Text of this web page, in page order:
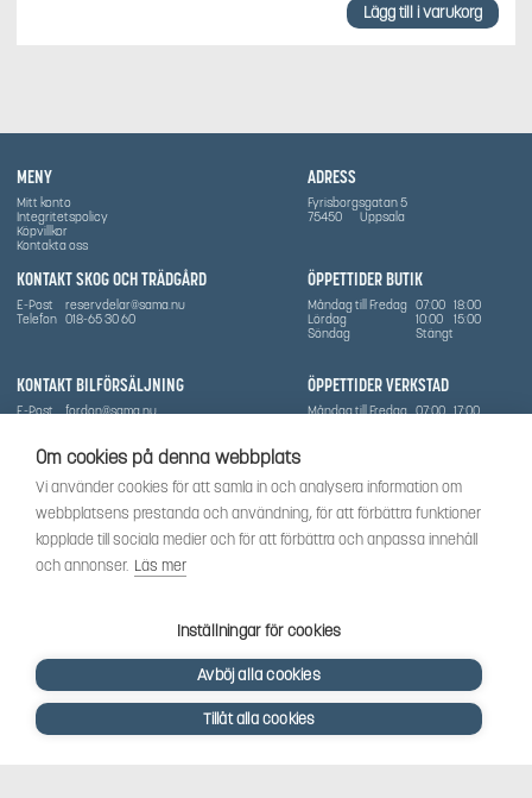
Om cookies på denna webbplats
Vi använder cookies för att samla in och analysera information om
webbplatsens prestanda och användning, för att förbättra funktioner
kopplade till sociala medier och för att förbättra och anpassa innehåll
och annonser. Läs mer
Inställningar för cookies
Avböj alla cookies
Tillåt alla cookies
Lägg till i varukorg
MENY
Mitt konto
Integritetspolicy
Köpvillkor
Kontakta oss
ÖPPETTIDER BUTIK
Måndag till Fredag 07:00 18:00
Lördag
10:00
15:00
Söndag
Stängt
ÖPPETTIDER VERKSTAD
Måndag till Fredag 07:00 17:00
ADRESS
Fyrisborgsgatan 5
75450
Uppsala
KONTAKT SKOG OCH TRÄDGÅRD
E-Post
reservdelar@sama.nu
Telefon 018-65 30 60
KONTAKT BILFÖRSÄLJNING
E-Post
fordon@sama.nu
Vi har sedan 1970-talet levererat skog-och trädgårdsprodukter till Uppsala med omnejd. Vi
har idag även ett brett utbud av dessa produkter samt BRP:s produktsortiment, gällande
Can-Am, Sea-Doo.
Vi är certifierad serviceverkstad.
SOCIALT